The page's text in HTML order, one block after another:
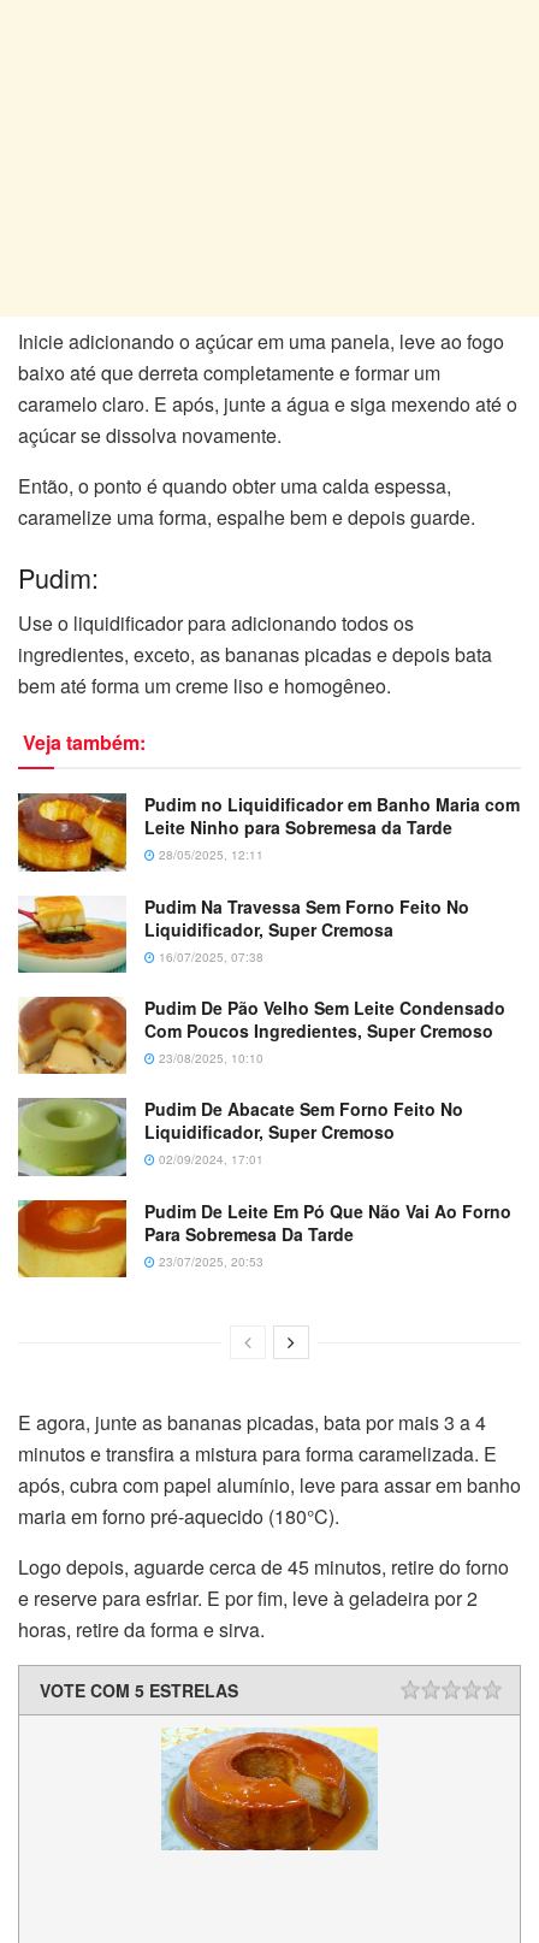
Inicie adicionando o açúcar em uma panela, leve ao fogo
baixo até que derreta completamente e formar um
caramelo claro. E após, junte a água e siga mexendo até o
açúcar se dissolva novamente.
Então, o ponto é quando obter uma calda espessa,
caramelize uma forma, espalhe bem e depois guarde.
Pudim:
Use o liquidificador para adicionando todos os
ingredientes, exceto, as bananas picadas e depois bata
bem até forma um creme liso e homogêneo.
Veja também:
Pudim no Liquidificador em Banho Maria com
Leite Ninho para Sobremesa da Tarde
28/05/2025, 12:11
Pudim Na Travessa Sem Forno Feito No
Liquidificador, Super Cremosa
16/07/2025, 07:38
Pudim De Pão Velho Sem Leite Condensado
Com Poucos Ingredientes, Super Cremoso
23/08/2025, 10:10
Pudim De Abacate Sem Forno Feito No
Liquidificador, Super Cremoso
02/09/2024, 17:01
Pudim De Leite Em Pó Que Não Vai Ao Forno
Para Sobremesa Da Tarde
23/07/2025, 20:53
E agora, junte as bananas picadas, bata por mais 3 a 4
minutos e transfira a mistura para forma caramelizada. E
após, cubra com papel alumínio, leve para assar em banho
maria em forno pré-aquecido (180°C).
Logo depois, aguarde cerca de 45 minutos, retire do forno
e reserve para esfriar. E por fim, leve à geladeira por 2
horas, retire da forma e sirva.
VOTE COM 5 ESTRELAS